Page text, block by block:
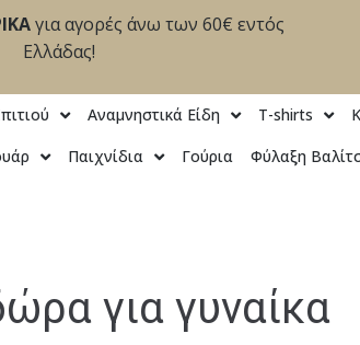
για αγορές άνω των 60€ εντός
Ελλάδας!
Αναμνηστικά Είδη T-shirts
Παιχνίδια Γούρια Φύλαξη
για γυναίκα